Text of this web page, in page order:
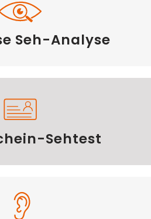
Seh-Analyse
Sehtest